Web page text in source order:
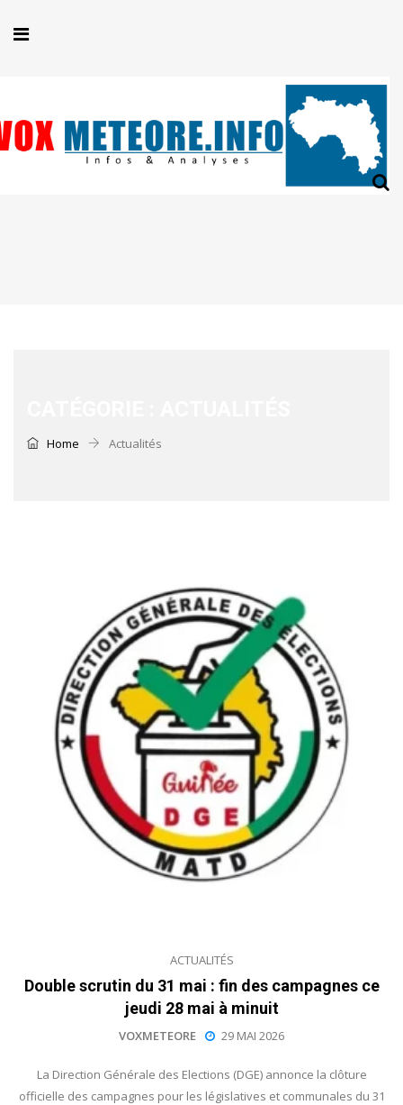
Home Actualités
ACTUALITÉS
Double scrutin du 31 mai : fin des campagnes ce
jeudi 28 mai à minuit
VOXMETEORE 29 MAI 2026
La Direction Générale des Elections (DGE) annonce la clôture
officielle des campagnes pour les législatives et communales du 31